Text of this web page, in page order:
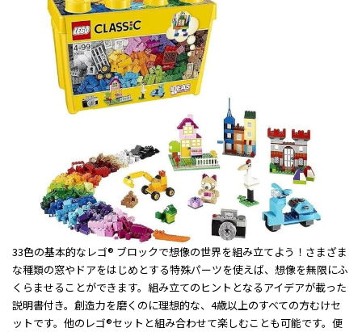
33色の基本的なレゴ® ブロックで想像の世界を組み立てよう！さまざま
な種類の窓やドアをはじめとする特殊パーツを使えば、想像を無限にふ
くらませることができます。組み立てのヒントとなるアイデアが載った
説明書付き。創造力を磨くのに理想的な、4歳以上のすべての方むけセ
ットです。他のレゴ®セットと組み合わせて楽しむことも可能です。便